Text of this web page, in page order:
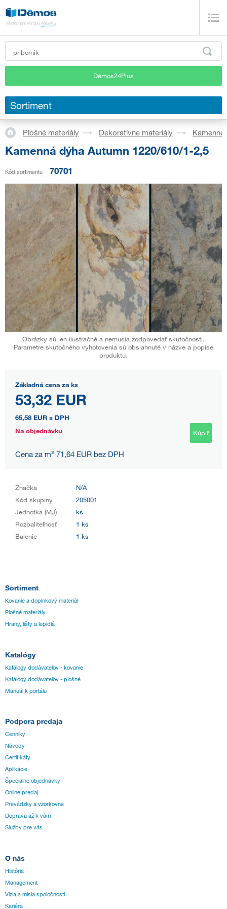
Démos24Plus
Sortiment
Plošné materiály Dekoratívne materiály
Kamenná dýha Autumn 1220/610/1-2,5
Kód sortimentu 70701
Obrázky sú len ilustračné a nemusia zodpovedať skutočnosti.
Parametre skutočného vyhotovenia sú obsiahnuté v názve a popise
produktu.
Základná cena za ks
53,32 EUR
65,58 EUR s DPH
Na objednávku
Kúpiť
Cena za m² 71,64 EUR bez DPH
Značka
N/A
Kód skupiny
205001
Jednotka (MJ)
ks
Rozbaliteľnosť
1 ks
Balenie
1 ks
Sortiment
Kovanie a doplnkový materiál
Plošné materiály
Hrany, lišty a lepidlá
Katalógy
Katálogy dodávateľov - kovanie
Katálogy dodávateľov - plošné
Manuál k portálu
Podpora predaja
Cenníky
Návody
Certifikáty
Aplikácie
Špeciálne objednávky
Online predaj
Prevádzky a vzorkovne
Doprava až k vám
Služby pre vás
O nás
História
Management
Vízia a misia spoločnosti
Kariéra